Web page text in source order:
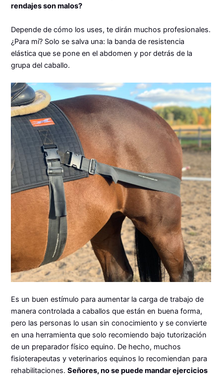
rendajes son malos?
Depende de cómo los uses, te dirán muchos profesionales.
¿Para mí? Solo se salva una: la banda de resistencia
elástica que se pone en el abdomen y por detrás de la
grupa del caballo.
Es un buen estímulo para aumentar la carga de trabajo de
manera controlada a caballos que están en buena forma,
pero las personas lo usan sin conocimiento y se convierte
en una herramienta que solo recomiendo bajo tutorización
de un preparador físico equino. De hecho, muchos
fisioterapeutas y veterinarios equinos lo recomiendan para
rehabilitaciones.Señores, no se puede mandar ejercicios